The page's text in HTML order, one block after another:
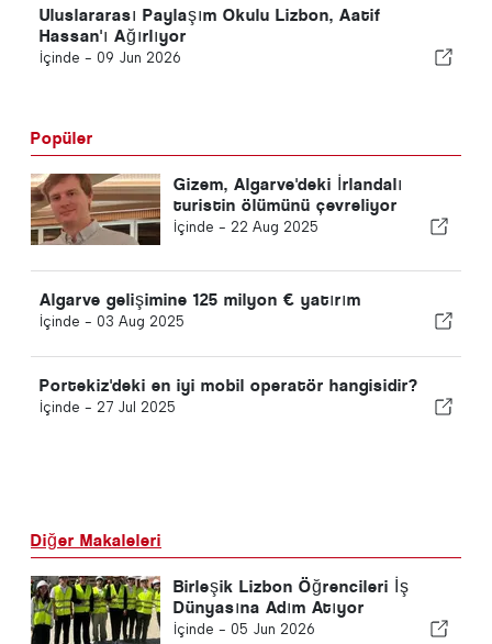
Uluslararası Paylaşım Okulu Lizbon, Aatif
Hassan'ı Ağırlıyor
İçinde - 09 Jun 2026
Popüler
Gizem, Algarve'deki İrlandalı
turistin ölümünü çevreliyor
İçinde - 22 Aug 2025
Algarve gelişimine 125 milyon € yatırım
İçinde - 03 Aug 2025
Portekiz'deki en iyi mobil operatör hangisidir?
İçinde - 27 Jul 2025
Diğer Makaleleri
Birleşik Lizbon Öğrencileri İş
Dünyasına Adım Atıyor
İçinde - 05 Jun 2026